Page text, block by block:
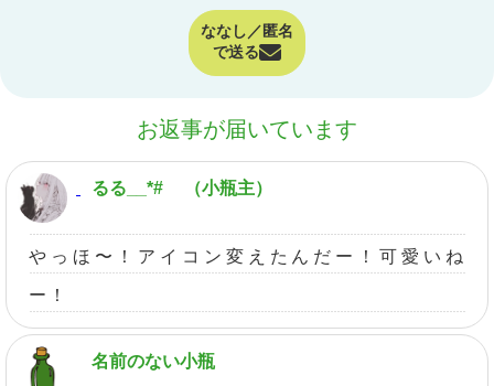
ななし／匿名
で送る
お返事が届いています
るる__*# （小瓶主）
やっほ〜！アイコン変えたんだー！可愛いね
ー！
名前のない小瓶